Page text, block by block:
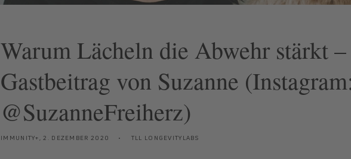
Warum Lächeln die Abwehr stärkt –
Gastbeitrag von Suzanne
@SuzanneFreiherz)
IMMUNITY+, 2. DEZEMBER 2020 TLL LONGEVITYLABS